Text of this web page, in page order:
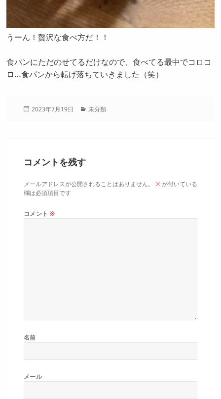
うーん！贅沢な食べ方だ！！
食パンにただのせてるだけなので、食べてる最中でコロコ
ロ…食パンから転げ落ちていきました（笑）
投
2023年7月19日
カ
未分類
コメントを残す
メールアドレスが公開されることはありません。 ※が付いている
欄は必須項目です
コメント※
名前
メール